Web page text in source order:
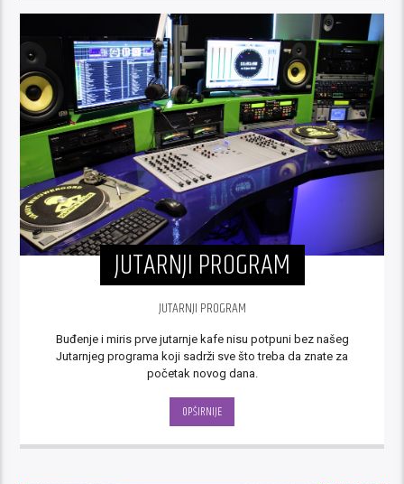
JUTARNJI PROGRAM
JUTARNJI PROGRAM
Buđenje i miris prve jutarnje kafe nisu potpuni bez našeg
Jutarnjeg programa koji sadrži sve što treba da znate za
početak novog dana.
OPŠIRNIJE